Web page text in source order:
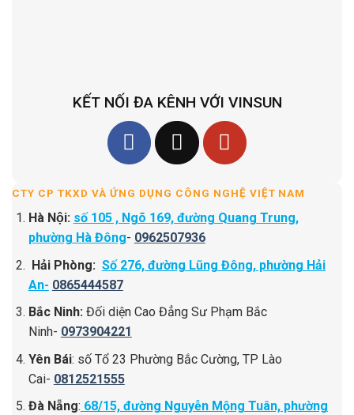
KẾT NỐI ĐA KÊNH VỚI VINSUN
CTY CP TKXD VÀ ỨNG DỤNG CÔNG NGHỆ VIỆT NAM
Hà Nội: số 105 , Ngõ 169, đường Quang Trung,
phường Hà Đông- 0962507936
Hải Phòng: Số 276, đường Lũng Đông, phường Hải
An- 0865444587
Bắc Ninh: Đối diện Cao Đẳng Sư Phạm Bắc
Ninh- 0973904221
Yên Bái: số Tổ 23 Phường Bắc Cường, TP Lào
Cai- 0812521555
Đà Nẵng: 68/15, đường Nguyễn Mộng Tuân, phường